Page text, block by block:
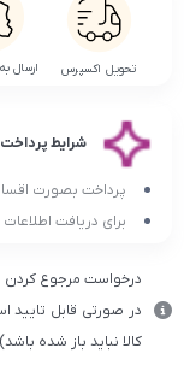
تحویل اکسپرس ارسال
شرایط
پرداخت بصورت
برای دریافت
درخواست مرجوع کردن
در صورتی قابل تایید
کالا نباید باز شده